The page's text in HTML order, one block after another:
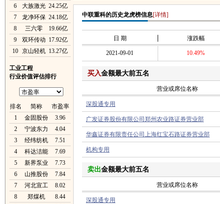
6
大族激光 24.25亿
7
龙净环保 24.18亿
8
三六零
19.66亿
9
双环传动 17.92亿
10 京山轻机 13.27亿
工业工程
行业价值评估排行
排名 简称
市盈率
1
金固股份
3.96
2
宁波东力
4.04
3
经纬纺机
7.51
4
科达洁能
7.69
5
新界泵业
7.73
6
山推股份
7.84
7
河北宣工
8.02
8
郑煤机
8.44
中联重科的历史龙虎榜信息[详情]
日 期 涨跌幅
2021-09-01 10.49%
买入金额最大前五名
营业或席位名称
深股通专用
广发证券股份有限公司郑州农业路证券营业部
华鑫证券有限责任公司上海红宝石路证券营业部
机构专用
卖出金额最大前五名
营业或席位名称
深股通专用